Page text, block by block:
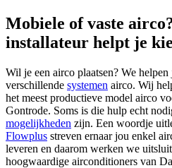
Mobiele of vaste
installateur helpt je
Wil je een airco plaatsen? We
verschillende systemen airco. Wij
het meest productieve model airco
Gontrode. Soms is die hulp echt
mogelijkheden zijn. Een woordje
Flowplus streven ernaar jou enkel
leveren en daarom werken we
hoogwaardige airconditioners van